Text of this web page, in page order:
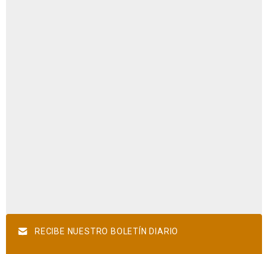
RECIBE NUESTRO BOLETÍN DIARIO